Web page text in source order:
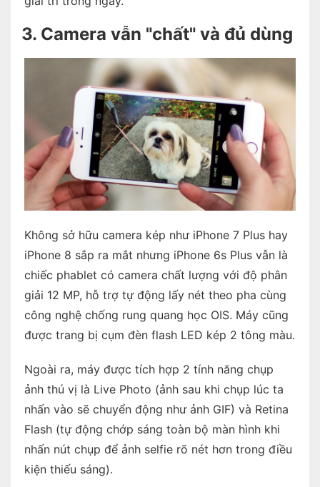
3. Camera vẫn "chất" và đủ dùng
Không sở hữu camera kép như iPhone 7 Plus hay
iPhone 8 sắp ra mắt nhưng iPhone 6s Plus vẫn là
chiếc phablet có camera chất lượng với độ phân
giải 12 MP, hỗ trợ tự động lấy nét theo pha cùng
công nghệ chống rung quang học OIS. Máy cũng
được trang bị cụm đèn flash LED kép 2 tông màu.
Ngoài ra, máy được tích hợp 2 tính năng chụp
ảnh thú vị là Live Photo (ảnh sau khi chụp lúc ta
nhấn vào sẽ chuyển động như ảnh GIF) và Retina
Flash (tự động chớp sáng toàn bộ màn hình khi
nhấn nút chụp để ảnh selfie rõ nét hơn trong điều
kiện thiếu sáng).